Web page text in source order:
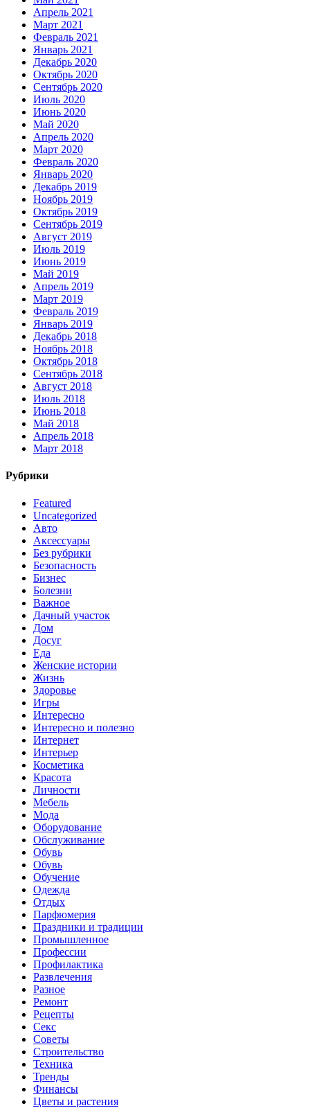
Апрель 2021
Март 2021
Февраль 2021
Январь 2021
Декабрь 2020
Октябрь 2020
Сентябрь 2020
Июль 2020
Июнь 2020
Май 2020
Апрель 2020
Март 2020
Февраль 2020
Январь 2020
Декабрь 2019
Ноябрь 2019
Октябрь 2019
Сентябрь 2019
Август 2019
Июль 2019
Июнь 2019
Май 2019
Апрель 2019
Март 2019
Февраль 2019
Январь 2019
Декабрь 2018
Ноябрь 2018
Октябрь 2018
Сентябрь 2018
Август 2018
Июль 2018
Июнь 2018
Май 2018
Апрель 2018
Март 2018
Рубрики
Featured
Uncategorized
Авто
Аксессуары
Без рубрики
Безопасность
Бизнес
Болезни
Важное
Дачный участок
Дом
Досуг
Еда
Женские истории
Жизнь
Здоровье
Игры
Интересно
Интересно и полезно
Интернет
Интерьер
Косметика
Красота
Личности
Мебель
Мода
Оборудование
Обслуживание
Обувь
Обувь
Обучение
Одежда
Отдых
Парфюмерия
Праздники и традиции
Промышленное
Профессии
Профилактика
Развлечения
Разное
Ремонт
Рецепты
Секс
Советы
Строительство
Техника
Тренды
Финансы
Цветы и растения